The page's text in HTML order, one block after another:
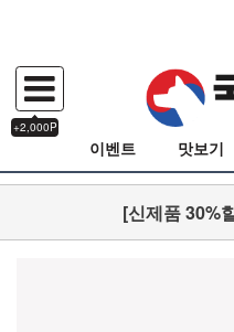
+2,000P
이벤트 맛보기
[신제품 30%